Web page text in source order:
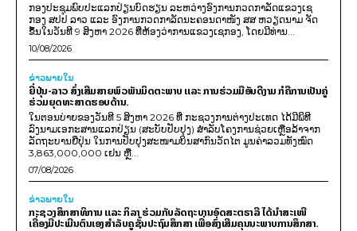
ກອງປະຊຸມພົບປະແລກປ່ຽນບົດຮຽນ ລະຫວ່າງອົງການກວດກາລັດແຂວງເຊ
ກອງ ສປປ ລາວ ແລະ ອົງການກວດກາລັດນະຄອນດາໜັງ ສສ ຫວຽດນາມ ຈັດ
ຂຶ້ນໃນວັນທີ 9 ສິງຫາ 2026 ທີ່ຫ້ອງວ່າການແຂວງເຊກອງ, ໂດຍມີທ່ານ...
10/08/2026
ຂ່າວພາຍ​ໃນ
ຍີ່ປຸ່ນ-ລາວ ສົ່ງເສີມສາຍພົວພັນມິດຕະພາບ ແລະ ການຮ່ວມມືອັນດີງາມ ກໍຄືການເປັນຄູ່
ຮ່ວມຍຸດທະສາດຮອບດ້ານ.
ໃນຕອນບ່າຍຂອງວັນທີ 5 ສິງຫາ 2026 ທີ່ ກະຊວງການຕ່າງປະເທດ ໄດ້ມີພິທີ
ລົງນາມເອກະສານແລກປ່ຽນ (ສະບັບປັບປຸງ) ສໍາລັບໂຄງການຊ່ວຍເຫຼືອລ້າຈາກ
ລັດຖະບານຍີ່ປຸ່ນ ໃນການປັບປຸງສະໜາມບິນສາກົນວັດໄຕ ມູນຄ່າລວມທັງໝົດ
3,863,000,000 ເຢນ ຫຼື...
07/08/2026
ຂ່າວພາຍ​ໃນ
ກະຊວງສຶກສາທິການ ແລະ ກິລາ ຮ່ວມກັບລັດຖະບານອົດສະຕຣາລີ ໄດ້ນຳສະເໜີ
ເຄື່ອງມືປະເມີນຕົນເອງສຳລັບຄູຊັ້ນປະຖົມສຶກສາ ເພື່ອສົ່ງເສີມຄຸນນະພາບການສຶກສາ.